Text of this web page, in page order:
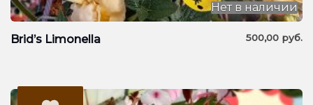
Brid’s Limonella 500,00 руб.
Нет в наличии